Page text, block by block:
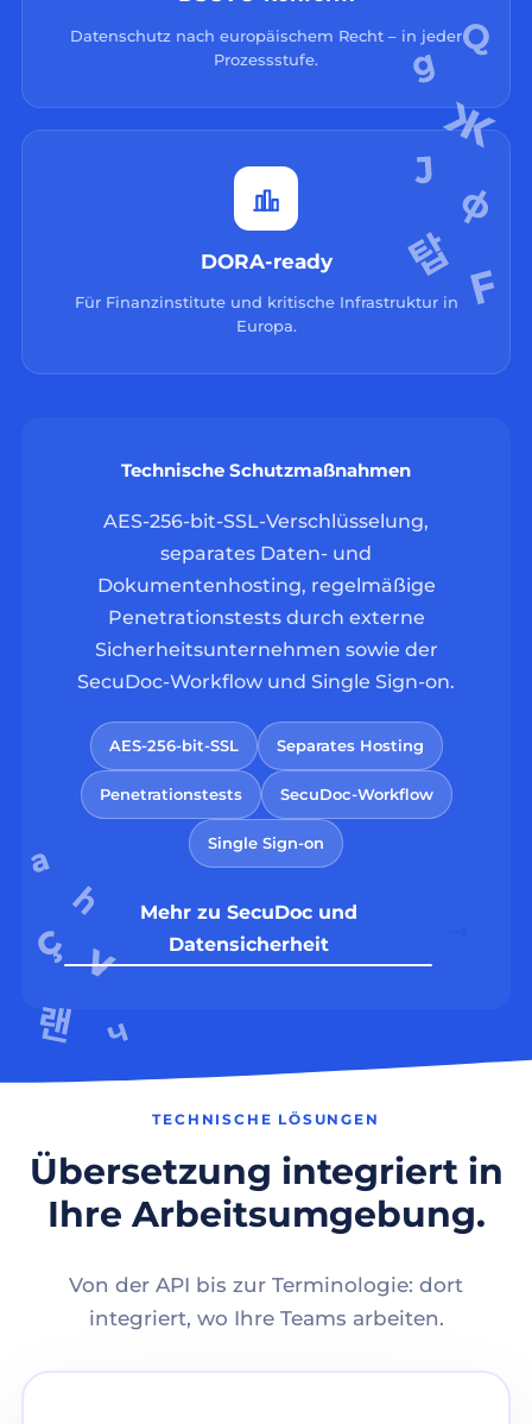
Datenschutz nach europäischem Recht – in jeder
Prozessstufe.
DORA-ready
Für Finanzinstitute und kritische Infrastruktur in
Europa.
Technische Schutzmaßnahmen
AES-256-bit-SSL-Verschlüsselung,
separates Daten- und
Dokumentenhosting, regelmäßige
Penetrationstests durch externe
Sicherheitsunternehmen sowie der
SecuDoc-Workflow und Single Sign-on.
AES-256-bit-SSL Separates Hosting
Penetrationstests SecuDoc-Workflow
Single Sign-on
Mehr zu SecuDoc und
Datensicherheit
TECHNISCHE LÖSUNGEN
Übersetzung integriert in
Ihre Arbeitsumgebung.
Von der API bis zur Terminologie: dort
integriert, wo Ihre Teams arbeiten.